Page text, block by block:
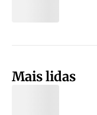
Mais lidas